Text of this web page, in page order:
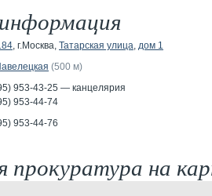
, г.Москва, Татарская улица, дом 1
(500 м)
953-43-25 — канцелярия
953-44-74
953-44-76
на